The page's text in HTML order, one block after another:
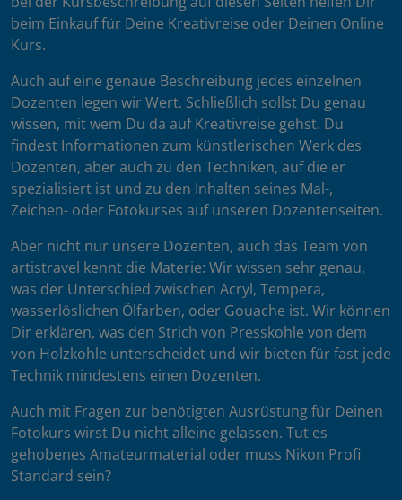
beim Einkauf für Deine Kreativreise oder Deinen Online
Kurs.
Auch auf eine genaue Beschreibung jedes einzelnen
Dozenten legen wir Wert. Schließlich sollst Du genau
wissen, mit wem Du da auf Kreativreise gehst. Du
findest Informationen zum künstlerischen Werk des
Dozenten, aber auch zu den Techniken, auf die er
spezialisiert ist und zu den Inhalten seines Mal-,
Zeichen- oder Fotokurses auf unseren Dozentenseiten.
Aber nicht nur unsere Dozenten, auch das Team von
artistravel kennt die Materie: Wir wissen sehr genau,
was der Unterschied zwischen Acryl, Tempera,
wasserlöslichen Ölfarben, oder Gouache ist. Wir können
Dir erklären, was den Strich von Presskohle von dem
von Holzkohle unterscheidet und wir bieten für fast jede
Technik mindestens einen Dozenten.
Auch mit Fragen zur benötigten Ausrüstung für Deinen
Fotokurs wirst Du nicht alleine gelassen. Tut es
gehobenes Amateurmaterial oder muss Nikon Profi
Standard sein?